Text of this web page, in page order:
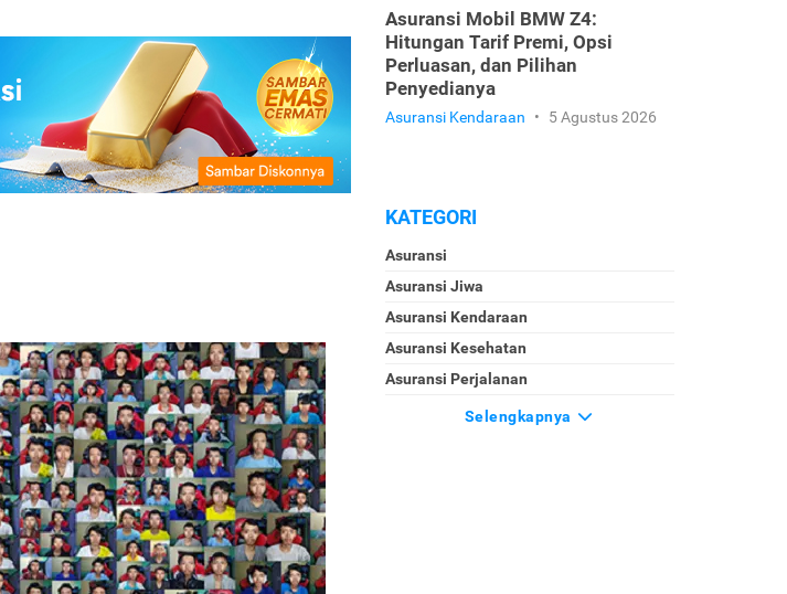
Asuransi Mobil BMW Z4:
Hitungan Tarif Premi, Opsi
Perluasan, dan Pilihan
Penyedianya
Asuransi Kendaraan • 5 Agustus 2026
KATEGORI
Asuransi
Asuransi Jiwa
Asuransi Kendaraan
Asuransi Kesehatan
Asuransi Perjalanan
Selengkapnya